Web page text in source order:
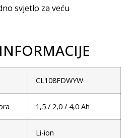
svjetlo za veću
CL108FDWYW
1,5 / 2,0 / 4,0 Ah
Li-ion